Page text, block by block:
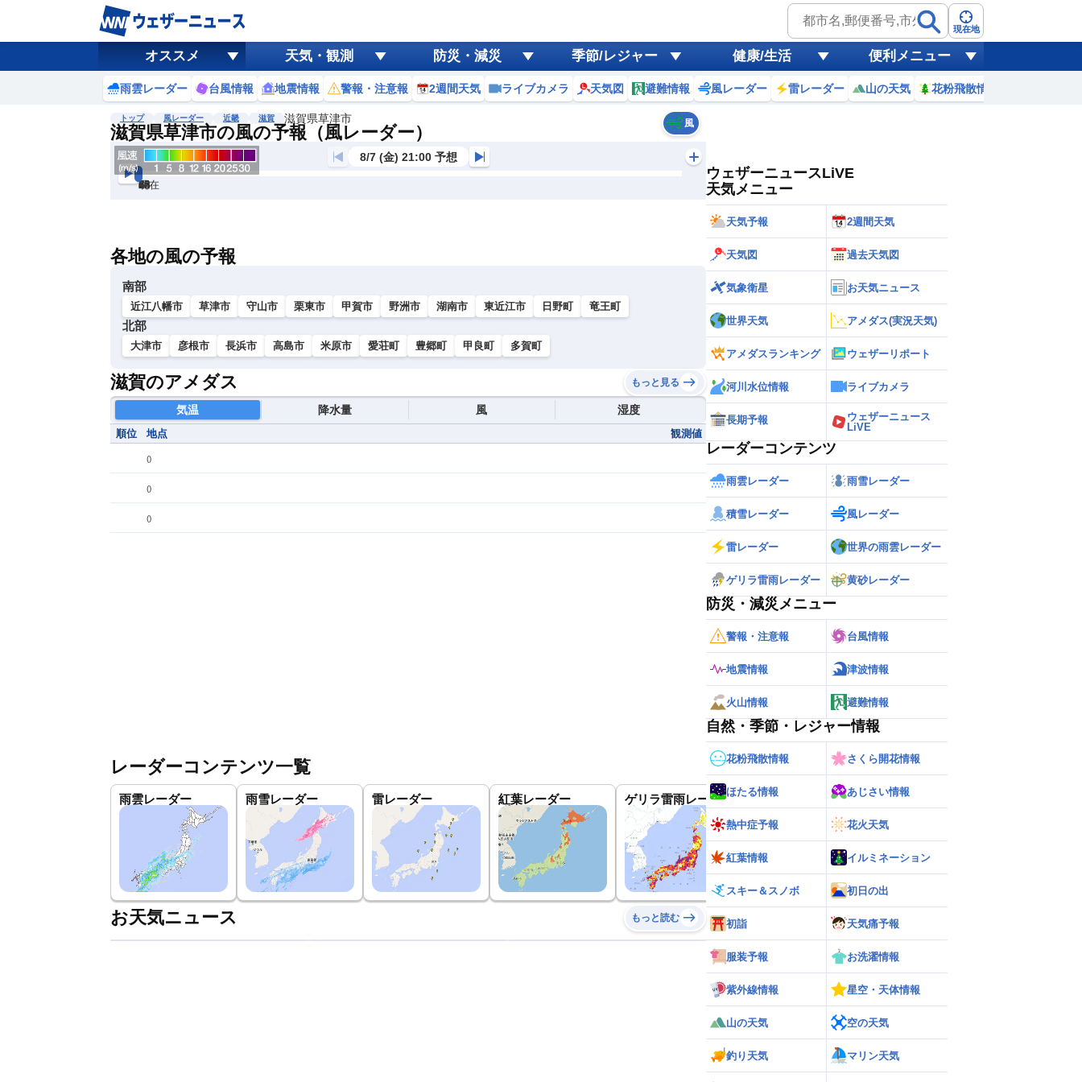
現在地
オススメ 天気・観測 防災・減災 季節/レジャー 健康/生活 便利メニュー
雨雲レーダー 台風情報 地震情報 警報・注意報 2週間天気 ライブカメラ 天気図 避難情報 風レーダー 雷レーダー 山の天気 花粉飛散情報
トップ 風レーダー 近畿 滋賀 滋賀県草津市
滋賀県草津市の風の予報（風レーダー） 風
風
黄砂
天気 台風
8/7 (金) 21:00 予想
現在
6h
12
24
36
48
60
72
各地の風の予報
南部
近江八幡市 草津市 守山市 栗東市 甲賀市 野洲市 湖南市 東近江市 日野町 竜王町
北部
大津市 彦根市 長浜市 高島市 米原市 愛荘町 豊郷町 甲良町 多賀町
滋賀のアメダス もっと見る
気温 降水量 風 湿度
順位 地点 観測値
()
()
()
レーダーコンテンツ一覧
雨雲レーダー 雨雪レーダー 雷レーダー 紅葉レーダー ゲリラ雷雨レーダー 世界の雨雲レーダー
お天気ニュース もっと読む
ウェザーニュースLiVE
天気メニュー
天気予報 2週間天気
天気図 過去天気図
気象衛星 お天気ニュース
世界天気 アメダス(実況天気)
アメダスランキング ウェザーリポート
河川水位情報 ライブカメラ
長期予報
ウェザーニュース
LiVE
レーダーコンテンツ
雨雲レーダー 雨雪レーダー
積雪レーダー 風レーダー
雷レーダー 世界の雨雲レーダー
ゲリラ雷雨レーダー 黄砂レーダー
防災・減災メニュー
警報・注意報 台風情報
地震情報 津波情報
火山情報 避難情報
自然・季節・レジャー情報
花粉飛散情報 さくら開花情報
ほたる情報 あじさい情報
熱中症予報 花火天気
紅葉情報 イルミネーション
スキー＆スノボ 初日の出
初詣 天気痛予報
服装予報 お洗濯情報
紫外線情報 星空・天体情報
山の天気 空の天気
釣り天気 マリン天気